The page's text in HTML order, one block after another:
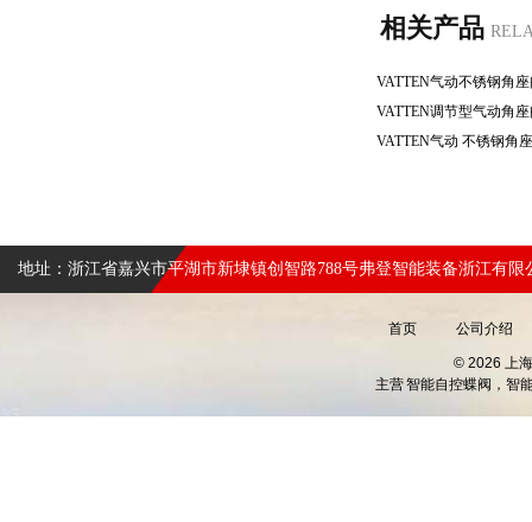
相关产品
地址：浙江省嘉兴市平湖市新埭镇创智路788号弗登智能装备浙江有限
首页 公司介绍
© 2026 上
主营智能自控蝶阀，智